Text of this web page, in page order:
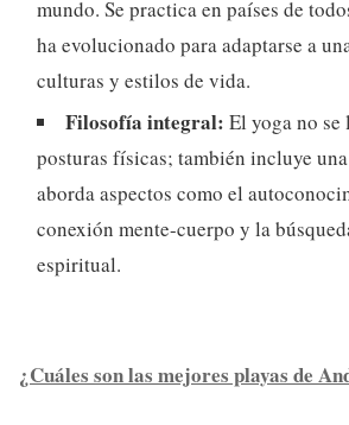
mundo. Se practica en países de
ha evolucionado para adaptarse a
culturas y estilos de vida.
Filosofía integral: El yoga no
posturas físicas; también incluye
aborda aspectos como el
conexión mente-cuerpo y la
espiritual.
¿Cuáles son las mejores playas de